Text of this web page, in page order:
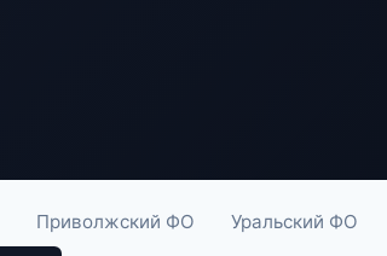
Приволжский ФО Уральский ФО